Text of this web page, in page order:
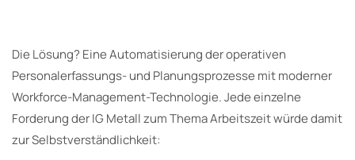
Die Lösung? Eine Automatisierung der operativen
Personalerfassungs- und Planungsprozesse mit moderner
Workforce-Management-Technologie. Jede einzelne
Forderung der IG Metall zum Thema Arbeitszeit würde damit
zur Selbstverständlichkeit: